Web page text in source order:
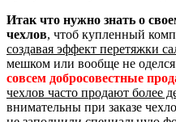
Итак что нужно знать о
чехлов, чтоб купленный
создавая эффект перетяжки
мешком или вообще не оделся
совсем добросовестные
чехлов часто продают более
внимательны при заказе